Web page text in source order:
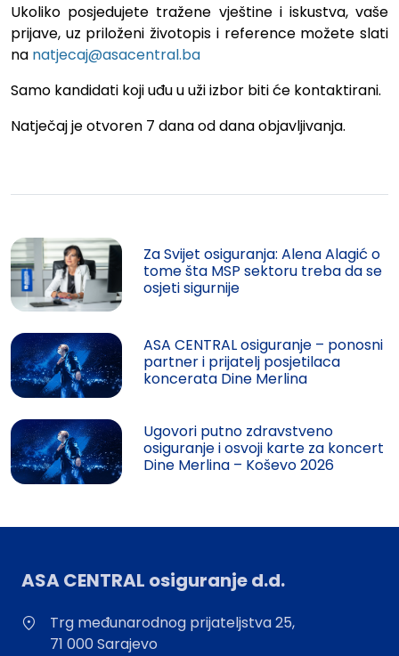
Ukoliko posjedujete tražene vještine i iskustva, vaše
prijave, uz priloženi životopis i reference možete slati
na natjecaj@asacentral.ba
Samo kandidati koji uđu u uži izbor biti će kontaktirani.
Natječaj je otvoren 7 dana od dana objavljivanja.
Za Svijet osiguranja: Alena Alagić o
tome šta MSP sektoru treba da se
osjeti sigurnije
ASA CENTRAL osiguranje – ponosni
partner i prijatelj posjetilaca
koncerata Dine Merlina
Ugovori putno zdravstveno
osiguranje i osvoji karte za koncert
Dine Merlina – Koševo 2026
ASA CENTRAL osiguranje d.d.
Trg međunarodnog prijateljstva 25,
71 000 Sarajevo